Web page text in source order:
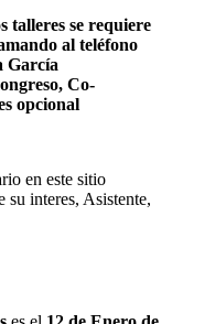
talleres se requiere
al teléfono
García
Co-
opcional
en este sitio
su interes, Asistente,